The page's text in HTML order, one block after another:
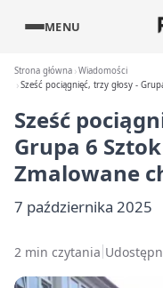
MENU
Strona główna Wiadomości
Sześć pociągnięć, trzy głosy -
Sześć
Grupa 6
Zmalowane
7 października 2025
2 min czytania